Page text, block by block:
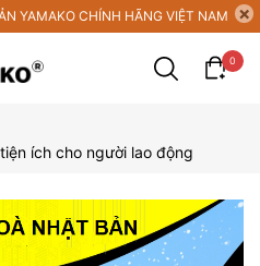
YAMAKO CHÍNH HÃNG VIỆT NAM
0
ích cho người lao động